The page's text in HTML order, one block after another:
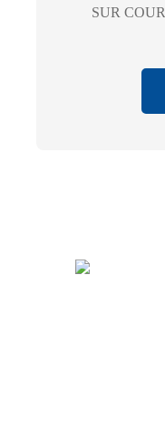
SUR COUR